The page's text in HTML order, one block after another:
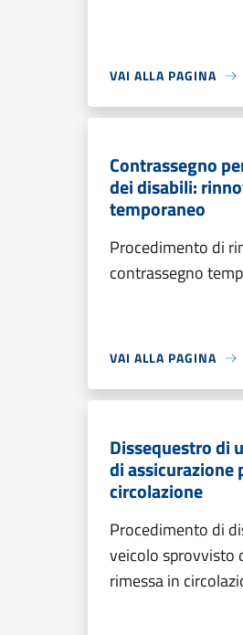
VAI ALLA PAGINA
Contrassegno
dei disabili:
temporaneo
Procedimento di
contrassegno
VAI ALLA PAGINA
Dissequestro di
di assicurazione
circolazione
Procedimento di
veicolo sprovvisto
rimessa in